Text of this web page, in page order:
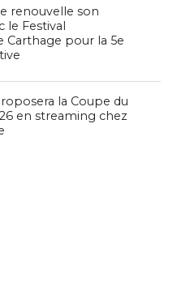
renouvelle son
le Festival
Carthage pour la 5e
la Coupe du
en streaming chez